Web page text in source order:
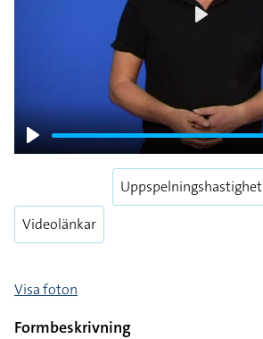
Play
Videolänkar
Uppspelningshastighet
Visa foton
Formbeskrivning